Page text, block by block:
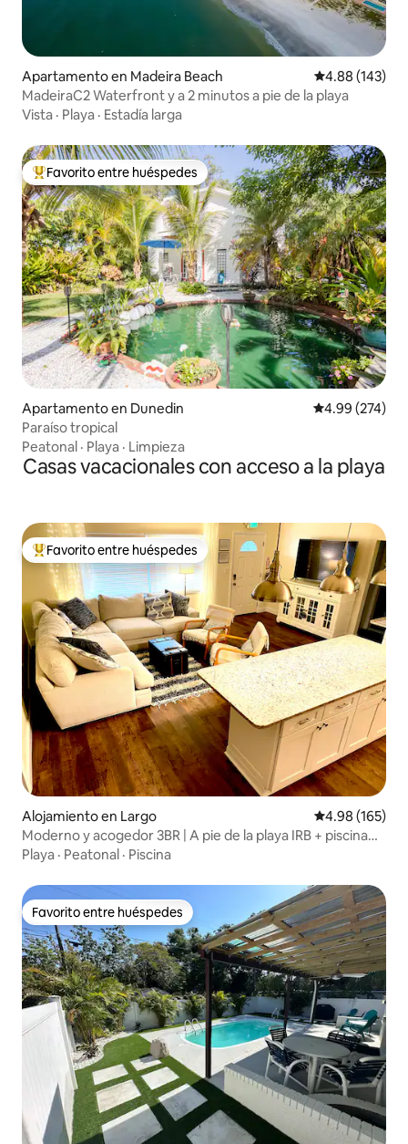
Apartamento en Madeira Beach Calificación
4.88 (143)
MadeiraC2 Waterfront y a 2 minutos a pie de la playa
Vista · Playa · Estadía larga
Favorito entre huéspedes preferido
Favorito entre huéspedes
Apartamento en Dunedin Calificación
4.99 (274)
Paraíso tropical
Peatonal · Playa · Limpieza
Casas vacacionales con acceso a la playa
Favorito entre huéspedes preferido
Favorito entre huéspedes
Alojamiento en Largo Calificación
4.98 (165)
Moderno y acogedor 3BR | A pie de la playa IRB + piscina
climatizada
Playa · Peatonal · Piscina
Favorito entre huéspedes
Favorito entre huéspedes